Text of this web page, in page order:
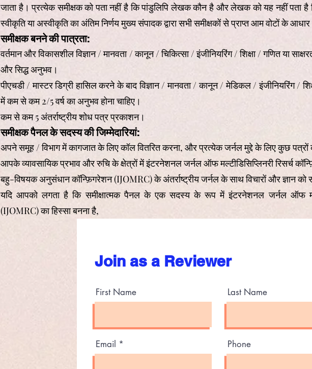
जाता है। प्रत्येक समीक्षक को पता नहीं है कि पांडुलिपि लेखक कौन है और लेखक को यह नहीं पता है
स्वीकृति या अस्वीकृति का अंतिम निर्णय मुख्य संपादक द्वारा सभी समीक्षकों से प्राप्त आम वोटों के
समीक्षक बनने की पात्रता:
वर्तमान और विकासशील विज्ञान / मानवता / कानून / चिकित्सा / इंजीनियरिंग / शिक्षा / गणित या
और सिद्ध अनुभव।
पीएचडी / मास्टर डिग्री हासिल करने के बाद विज्ञान / मानवता / कानून / मेडिकल / इंजीनियरिंग /
में कम से कम 2/5 वर्ष का अनुभव होना चाहिए।
कम से कम 5 अंतर्राष्ट्रीय शोध पत्र प्रकाशन।
समीक्षक पैनल के सदस्य की जिम्मेदारियां:
अपने समूह / विभाग में कागजात के लिए कॉल वितरित करना, और प्रत्येक जर्नल मुद्दे के लिए कुछ पत्रों
आपके व्यावसायिक प्रभाव और रुचि के क्षेत्रों में इंटरनेशनल जर्नल ऑफ मल्टीडिसिप्लिनरी रिसर्च
बहु-विषयक अनुसंधान कॉन्फ़िगरेशन (IJOMRC) के अंतर्राष्ट्रीय जर्नल के साथ विचारों और ज्ञान को
यदि आपको लगता है कि समीक्षात्मक पैनल के एक सदस्य के रूप में इंटरनेशनल जर्नल ऑफ
(IJOMRC) का हिस्सा बनना है,
Join as a Reviewer
First Name Last Name
Email Phone